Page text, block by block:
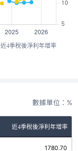
近4季稅後淨利年增率
數據單位：%
近4季稅後淨利年增率
1780.70